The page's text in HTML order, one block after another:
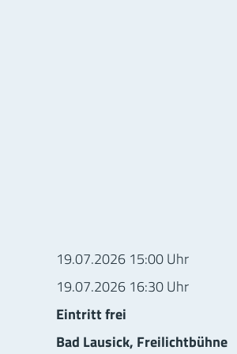
zur Veranstaltung
19.07.2026 15:00 Uhr
19.07.2026 16:30 Uhr
Eintritt frei
Bad Lausick, Freilichtbühne